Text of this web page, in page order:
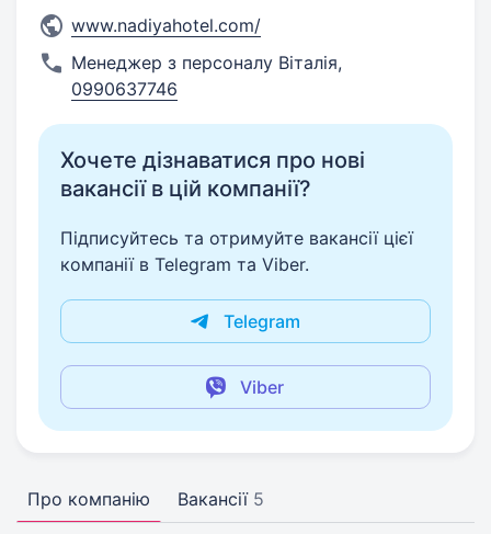
www.nadiyahotel.com/
Менеджер з персоналу Віталія,
0990637746
Хочете дізнаватися про нові
вакансії в цій компанії?
Підписуйтесь та отримуйте вакансії цієї
компанії в Telegram та Viber.
Telegram
Viber
Про компанію Вакансії 5